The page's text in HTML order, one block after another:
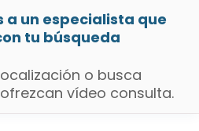
a un especialista que
tu búsqueda
o busca
vídeo consulta.